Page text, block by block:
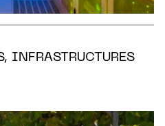
INFRASTRUCTURES